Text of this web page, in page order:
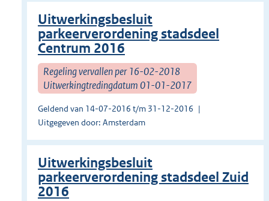
Uitwerkingsbesluit
parkeerverordening stadsdeel
Centrum 2016
Regeling vervallen per 16-02-2018
Uitwerkingtredingdatum 01-01-2017
Geldend van 14-07-2016 t/m 31-12-2016
Uitgegeven door: Amsterdam
Uitwerkingsbesluit
parkeerverordening stadsdeel Zuid
2016